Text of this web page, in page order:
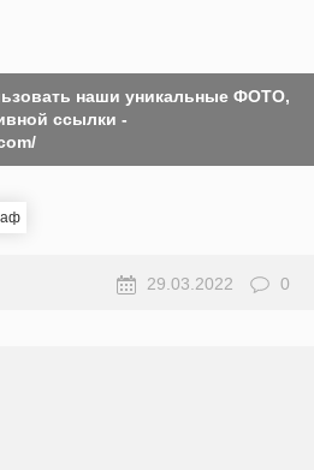
наши уникальные ФОТО,
ссылки -
29.03.2022 0